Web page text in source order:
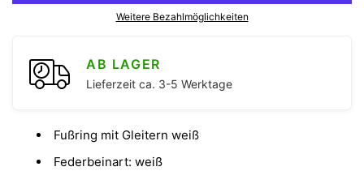
Weitere Bezahlmöglichkeiten
AB LAGER
Lieferzeit ca. 3-5 Werktage
Fußring mit Gleitern weiß
Federbeinart: weiß